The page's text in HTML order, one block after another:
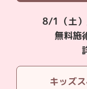
8/1（土
無料施
キッズ